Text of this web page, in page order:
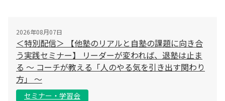
2026年08月07日
＜特別配信＞ 【他塾のリアルと自塾の課題に向き合
う実践セミナー】 リーダーが変われば、退塾は止ま
る 〜 コーチが教える「人のやる気を引き出す関わり
方」 〜
セミナー・学習会